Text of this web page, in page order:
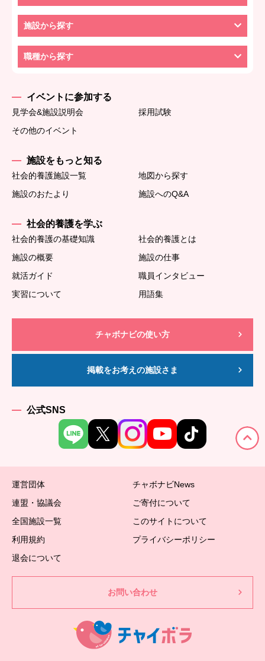
施設から探す
職種から探す
イベントに参加する
見学会&施設説明会
採用試験
その他のイベント
施設をもっと知る
社会的養護施設一覧
地図から探す
施設のおたより
施設へのQ&A
社会的養護を学ぶ
社会的養護の基礎知識
社会的養護とは
施設の概要
施設の仕事
就活ガイド
職員インタビュー
実習について
用語集
チャボナビの使い方
掲載をお考えの施設さま
公式SNS
運営団体
チャボナビNews
連盟・協議会
ご寄付について
全国施設一覧
このサイトについて
利用規約
プライバシーポリシー
退会について
お問い合わせ